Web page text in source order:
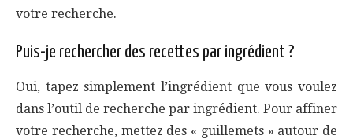
votre recherche.
Puis-je rechercher des recettes par ingrédient ?
Oui, tapez simplement l’ingrédient que vous voulez
dans l’outil de recherche par ingrédient. Pour affiner
votre recherche, mettez des « guillemets » autour de